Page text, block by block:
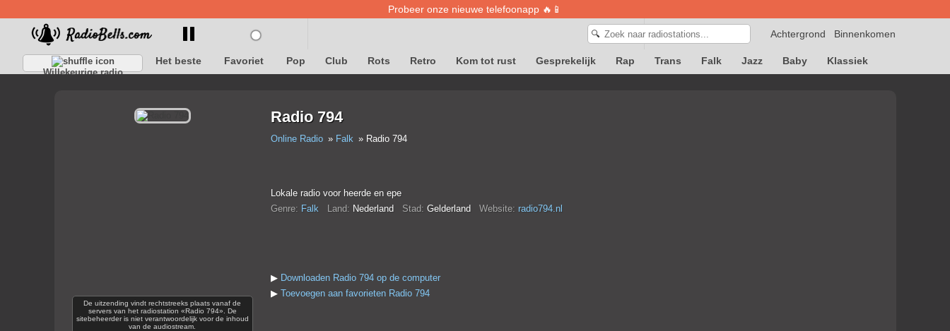
Probeer onze nieuwe telefoonapp 🔥📱
Binnenkomen
Achtergrond
🔍
Willekeurige radio
Het beste Favoriet Pop Club Rots Retro Kom tot rust Gesprekelijk Rap Trans Falk Jazz Baby Klassiek
De uitzending vindt rechtstreeks plaats vanaf de
servers van het radiostation «Radio 794». De
sitebeheerder is niet verantwoordelijk voor de inhoud
van de audiostream.
Radio 794
Online Radio Falk Radio 794
Lokale radio voor heerde en epe
Genre: Falk Land: Nederland Stad: Gelderland Website: radio794.nl
▶ Downloaden Radio 794 op de computer
▶ Toevoegen aan favorieten Radio 794